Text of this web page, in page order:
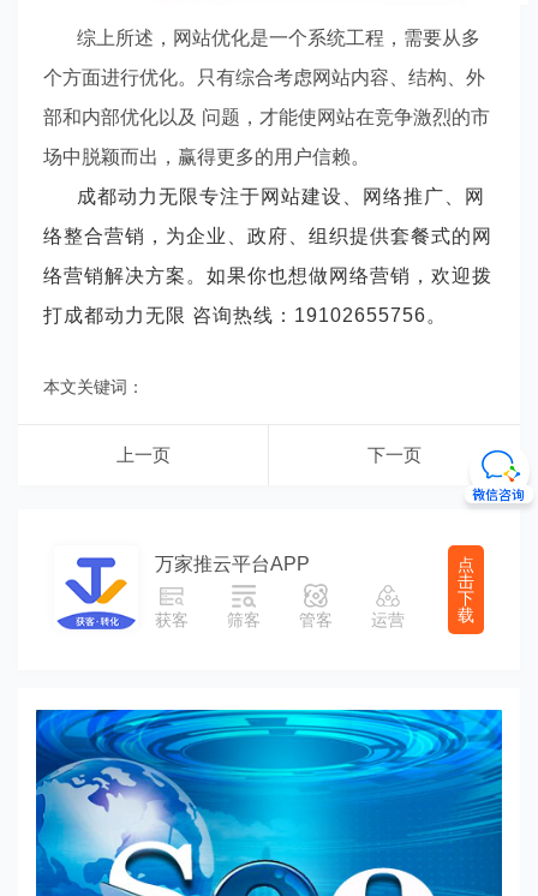
综上所述，网站优化是一个系统工程，需要从多
个方面进行优化。只有综合考虑网站内容、结构、外
部和内部优化以及 问题，才能使网站在竞争激烈的市
场中脱颖而出，赢得更多的用户信赖。
成都动力无限专注于网站建设、网络推广、网
络整合营销，为企业、政府、组织提供套餐式的网
络营销解决方案。如果你也想做网络营销，欢迎拨
打成都动力无限 咨询热线： 19102655756。
本文关键词：
上一页 下一页
万家推云平台APP
获客 筛客 管客 运营
点
击
下
载